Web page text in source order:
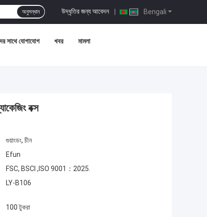
Bengali
উদ্ধৃতির জন্য আবেদন |
অনুসন্ধান
সাথে যোগাযোগ খবর মামলা
বক্স
গুয়াংডং, চীন
Efun
FSC, BSCI ,ISO 9001：2025.
LY-B106
100 টুকরা